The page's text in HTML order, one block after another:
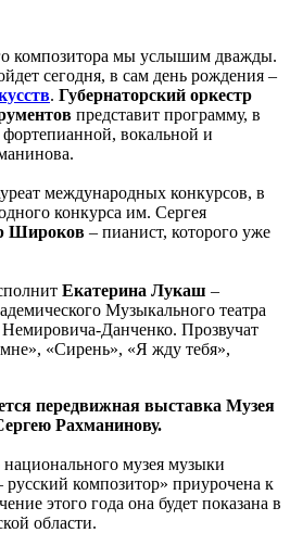
композитора мы услышим дважды.
сегодня, в сам день рождения –
. Губернаторский оркестр
представит программу, в
вокальной и
международных конкурсов, в
конкурса им. Сергея
Широков – пианист, которого уже
Екатерина Лукаш –
Музыкального театра
Данченко. Прозвучат
«Сирень», «Я жду тебя»,
передвижная выставка Музея
Рахманинову.
музея музыки
композитор» приурочена к
этого года она будет показана в
области.